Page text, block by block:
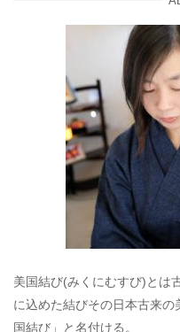
美国結び(みくにむすび)とは
に込めた結びその日本古来
国結び」と名付ける。